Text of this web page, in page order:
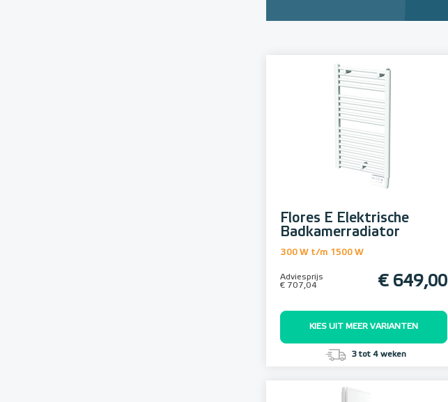
Flores E Elektrische
Badkamerradiator
300 W t/m 1500 W
Adviesprijs
€ 707,04
€ 649,00
KIES UIT MEER VARIANTEN
3 tot 4 weken